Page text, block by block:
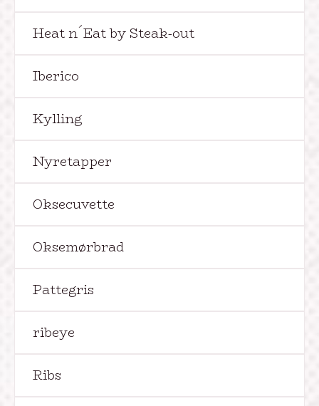
Heat n´Eat by Steak-out
Iberico
Kylling
Nyretapper
Oksecuvette
Oksemørbrad
Pattegris
ribeye
Ribs